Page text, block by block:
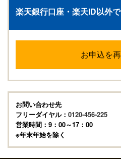
楽天銀行口座・楽天ID以外
お申込を
お問い合わせ先
フリーダイヤル： 0120-456-225
営業時間：9：00～17：00
※年末年始を除く